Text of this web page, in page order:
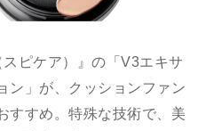
ピケア）』の「V3エキサ
ン」が、クッションファン
すすめ。特殊な技術で、美